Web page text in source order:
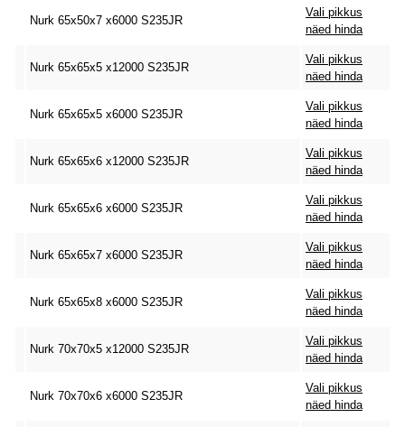
Nurk 65x50x7 x6000 S235JR
Vali pikkus
näed hinda
Nurk 65x65x5 x12000 S235JR
Vali pikkus
näed hinda
Nurk 65x65x5 x6000 S235JR
Vali pikkus
näed hinda
Nurk 65x65x6 x12000 S235JR
Vali pikkus
näed hinda
Nurk 65x65x6 x6000 S235JR
Vali pikkus
näed hinda
Nurk 65x65x7 x6000 S235JR
Vali pikkus
näed hinda
Nurk 65x65x8 x6000 S235JR
Vali pikkus
näed hinda
Nurk 70x70x5 x12000 S235JR
Vali pikkus
näed hinda
Nurk 70x70x6 x6000 S235JR
Vali pikkus
näed hinda